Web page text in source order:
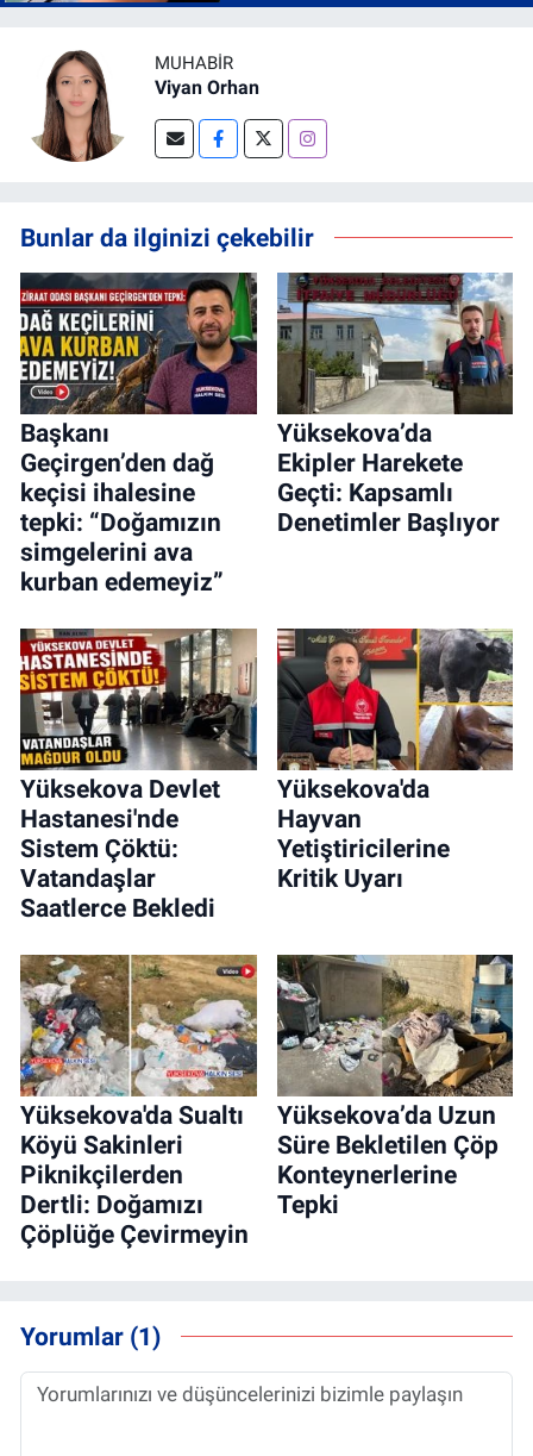
MUHABIR
Viyan Orhan
Bunlar da ilginizi çekebilir
Başkanı
Geçirgen’den dağ
keçisi ihalesine
tepki: “Doğamızın
simgelerini ava
kurban edemeyiz”
Yüksekova’da
Ekipler Harekete
Geçti: Kapsamlı
Denetimler Başlıyor
Yüksekova Devlet
Hastanesi'nde
Sistem Çöktü:
Vatandaşlar
Saatlerce Bekledi
Yüksekova'da
Hayvan
Yetiştiricilerine
Kritik Uyarı
Yüksekova'da Sualtı
Köyü Sakinleri
Piknikçilerden
Dertli: Doğamızı
Çöplüğe Çevirmeyin
Yüksekova’da Uzun
Süre Bekletilen Çöp
Konteynerlerine
Tepki
Yorumlar (1)